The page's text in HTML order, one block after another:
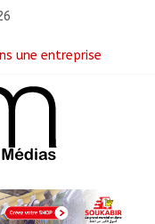
une entreprise
Dagache devient
de vulgarisation de
sur l’axe Faya-Kalaït